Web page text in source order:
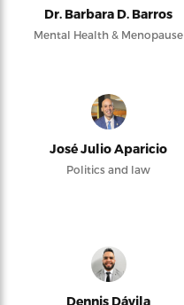
Dr. Barbara D. Barros
Mental Health & Menopause
José Julio Aparicio
Politics and law
Dennis Dávila